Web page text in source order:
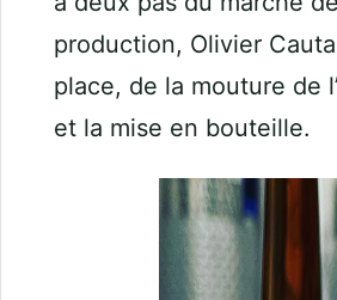
production, Olivier
place, de la mouture de
et la mise en bouteille.